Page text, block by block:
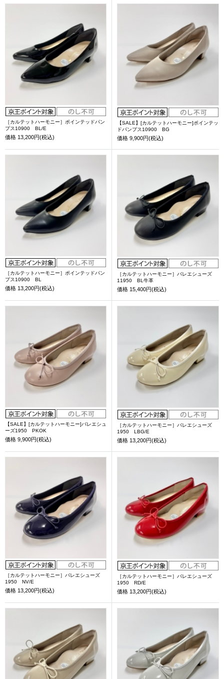
［カルテットハーモニー］ポインテッドパン
プス10900 BL/E
価格 13,200円(税込)
【SALE】[カルテットハーモニー]ポインテッ
ドパンプス10900 BG
価格 9,900円(税込)
［カルテットハーモニー］ポインテッドパン
プス10900 BL
価格 13,200円(税込)
［カルテットハーモニー］バレエシューズ
11950 BL牛革
価格 15,400円(税込)
【SALE】[カルテットハーモニー]バレエシュ
ーズ1950 PKOK
価格 9,900円(税込)
［カルテットハーモニー］バレエシューズ
1950 LBG/E
価格 13,200円(税込)
［カルテットハーモニー］バレエシューズ
1950 NV/E
価格 13,200円(税込)
［カルテットハーモニー］バレエシューズ
1950 RD/E
価格 13,200円(税込)